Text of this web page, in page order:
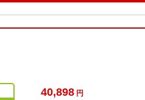
40,898円